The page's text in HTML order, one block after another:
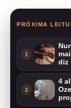
PRÓXIMA
1
diz
2
4